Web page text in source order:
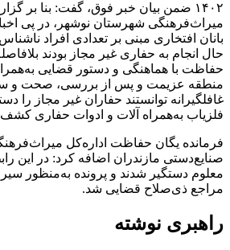
۱۴۰۲ ضمن بیان خبر فوق، گفت: بنا بر
میراث‌فرهنگی شهرستان نوشهر، در پی
بانان افتخاری مبنی بر تعدادی افراد
حال انجام به حفاری غیر مجاز بودند
حفاظت با هماهنگی و دستور قضایی
منطقه عزیمت و پس از بررسی، صحت و
غافلگیرانه توانستند حفاران غیر مجاز را
فلزیاب به‌همراه آلات و ادوات حفاری
فرمانده یگان حفاظت اداره‌کل
صنایع‌دستی مازندران اضافه کرد: در این‌
معلوم دستگیر شدند و پرونده به‌منظور
مراجع ذی‌صلاح قضایی شد.
راهبری نوشته